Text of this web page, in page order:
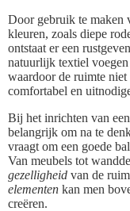
Door gebruik te maken
kleuren, zoals diepe
ontstaat er een
natuurlijk textiel voegen
waardoor de ruimte
comfortabel en
Bij het inrichten van
belangrijk om na te
vraagt om een goede
Van meubels tot
gezelligheid van de
elementen kan men
creëren.